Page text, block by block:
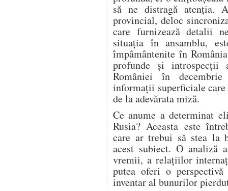
să ne distragă atenția.
provincial, deloc
care furnizează detalii
situația în ansamblu,
împâmântenite în
profunde și introspecții
României în
informații superficiale care
de la adevărata miză.
Ce anume a determinat
Rusia? Aceasta este
care ar trebui să stea la
acest subiect. O
vremii, a relațiilor
putea oferi o
inventar al bunurilor